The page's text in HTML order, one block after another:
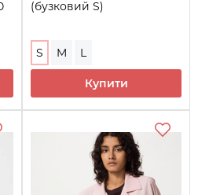
(бузковий S)
S M L
Купити